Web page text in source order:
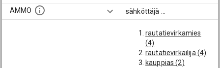
Werner Waldemar
(Rautateiden
sittemmin
käräjäkirjuri
Hattulassa ja
Hausjärvellä)
AMMO
sähköttäjä
rautatievirkamies
(4)
rautatievirkailija (4)
kauppias (2)